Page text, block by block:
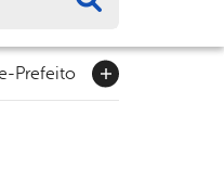
Prefeito